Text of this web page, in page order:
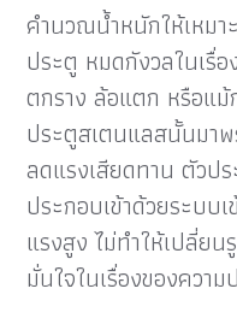
คำนวณน้ำหนักให้เหมา
ประตู หมดกังวลในเรื่
ตกราง ล้อแตก หรือแ
ประตูสเตนแลสนั้นมา
ลดแรงเสียดทาน ตัวป
ประกอบเข้าด้วยระบบ
แรงสูง ไม่ทำให้เปลี่ย
มั่นใจในเรื่องของควา